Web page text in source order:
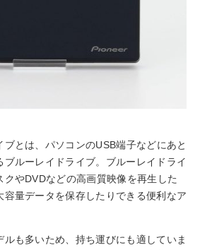
とは、パソコンのUSB端子などにあと
ルーレイドライブ。ブルーレイドライ
クやDVDなどの高画質映像を再生した
容量データを保存したりできる便利なア
も多いため、持ち運びにも適していま